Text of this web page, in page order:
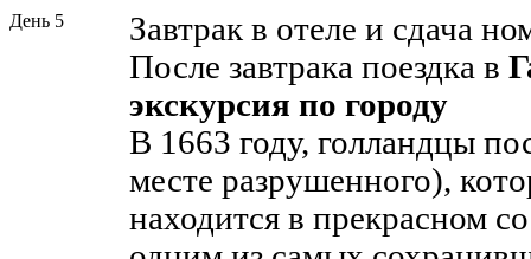
День 5
Завтрак в отеле и сдача
После завтрака поездка в
экскурсия по городу
В 1663 году, голландцы
месте разрушенного),
находится в прекрасном